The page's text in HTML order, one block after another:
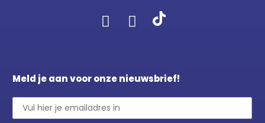
Meld je aan voor onze nieuwsbrief!